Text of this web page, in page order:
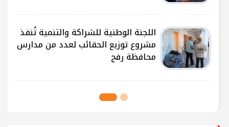
اللجنة الوطنية للشراكة والتنمية تُنفذ
مشروع توزيع الحقائب لعدد من مدارس
محافظة رفح